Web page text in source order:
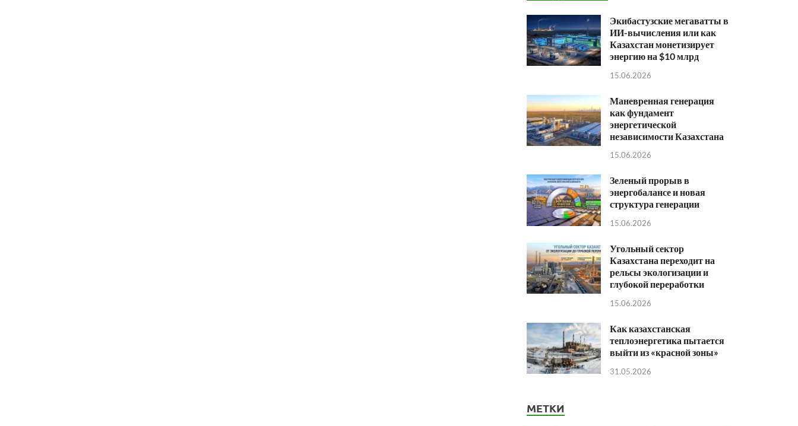
Экибастузские мегаватты в
ИИ-вычисления или как
Казахстан монетизирует
энергию на $10 млрд
15.06.2026
Маневренная генерация
как фундамент
энергетической
независимости Казахстана
15.06.2026
Зеленый прорыв в
энергобалансе и новая
структура генерации
15.06.2026
Угольный сектор
Казахстана переходит на
рельсы экологизации и
глубокой переработки
15.06.2026
Как казахстанская
теплоэнергетика пытается
выйти из «красной зоны»
31.05.2026
МЕТКИ